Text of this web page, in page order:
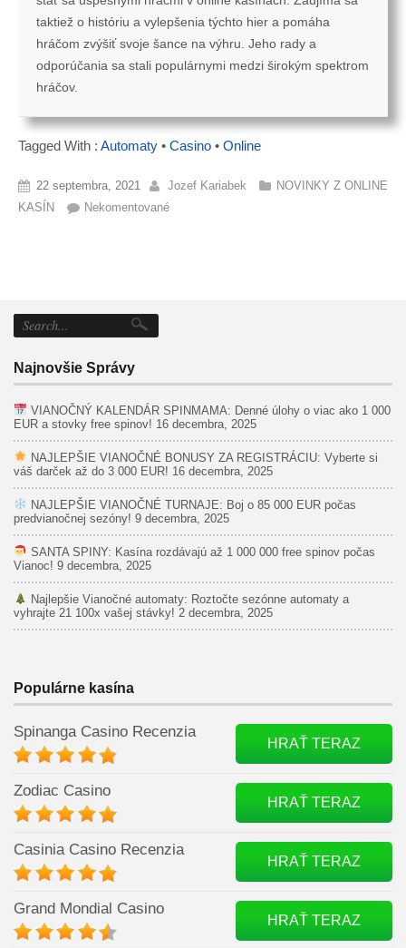
taktiež o históriu a vylepšenia týchto hier a pomáha
hráčom zvýšiť svoje šance na výhru. Jeho rady a
odporúčania sa stali populárnymi medzi širokým spektrom
hráčov.
Tagged With : Automaty • Casino • Online
22 septembra, 2021 Jozef Kariabek
NOVINKY Z ONLINE
KASÍN
Nekomentované
Najnovšie Správy
VIANOČNÝ KALENDÁR SPINMAMA: Denné úlohy o viac ako 1 000
EUR a stovky free spinov! 16 decembra, 2025
NAJLEPŠIE VIANOČNÉ BONUSY ZA REGISTRÁCIU: Vyberte si
váš darček až do 3 000 EUR! 16 decembra, 2025
NAJLEPŠIE VIANOČNÉ TURNAJE: Boj o 85 000 EUR počas
predvianočnej sezóny! 9 decembra, 2025
SANTA SPINY: Kasína rozdávajú až 1 000 000 free spinov počas
Vianoc! 9 decembra, 2025
Najlepšie Vianočné automaty: Roztočte sezónne automaty a
vyhrajte 21 100x vašej stávky! 2 decembra, 2025
Populárne kasína
Spinanga Casino Recenzia
HRAŤ TERAZ
Zodiac Casino
HRAŤ TERAZ
Casinia Casino Recenzia
HRAŤ TERAZ
Grand Mondial Casino
HRAŤ TERAZ